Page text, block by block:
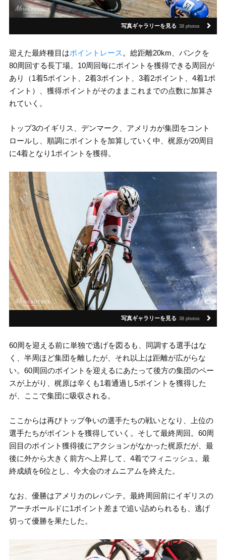
写真ギャラリーを見る 38 photos
迎えた最終種目はポイントレース 。総距離20km、バンクを
80周回する長丁場。10周回毎にポイントを獲得できる周回が
あり（1着5ポイント、2着3ポイント、3着2ポイント、4着1ポ
イント）、獲得ポイントがそのままこれまでの点数に加算さ
れていく。
トップ3のイギリス、デンマーク、アメリカが集団をコント
ロールし、順調にポイントを加算していく中、梶原が20周目
に4着となり1ポイントを獲得。
写真ギャラリーを見る 38 photos
60周を迎える前に単独で逃げを図るも、同調する選手はな
く、半周ほど集団を離したが、それ以上は距離が広がらな
い。60周回のポイントを迎えるにあたって後方の集団のペー
スが上がり、梶原は辛くも1着通過し5ポイントを獲得した
が、ここで集団に吸収される。
ここからは再びトップ争いの選手たちの戦いとなり、上位の
選手たちがポイントを獲得していく。そして最終周回。60周
回目のポイント獲得後にアクションがなかった梶原だが、最
後に外から大きく前方へ上昇して、4着でフィニッシュ。最
終成績を6位とし、今大会のオムニアムを終えた。
なお、優勝はアメリカのレバンテ。最終周回前にイギリスの
アーチボールドに1ポイント差まで追い詰められるも、逃げ
切って優勝を果たした。